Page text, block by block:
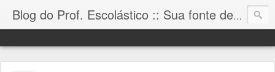
Blog do Prof. Escolástico :: Sua fonte de informação!